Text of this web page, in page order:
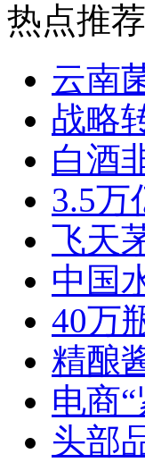
热点推荐
云南
战略
白酒
3.5万
飞天
中国
40万
精酿
电商
头部